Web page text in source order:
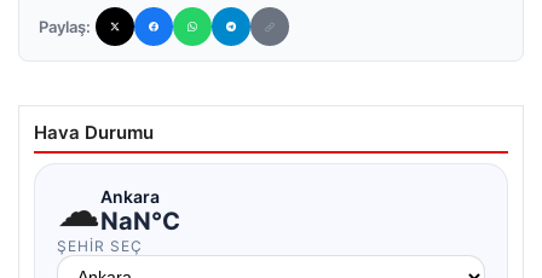
Paylaş:
Hava Durumu
☁Ankara
NaN°C
ŞEHIR SEÇ